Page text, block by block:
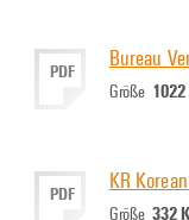
PDF Bureau
Größe
PDF KR
Größe 332